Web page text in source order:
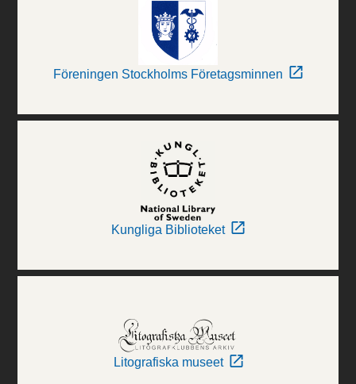
Föreningen Stockholms Företagsminnen
Kungliga Biblioteket
Litografiska museet